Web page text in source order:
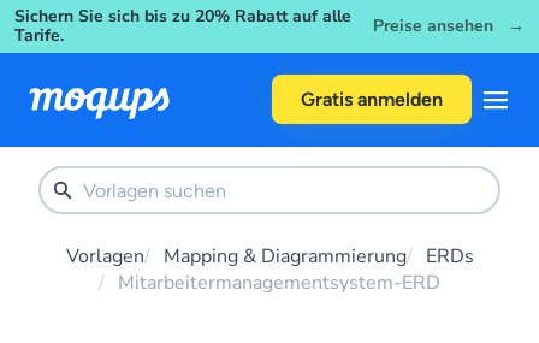
Skip to content
Sichern Sie sich bis zu 20% Rabatt auf alle
Tarife.
Preise ansehen →
Gratis anmelden
Vorlagen Mapping & Diagrammierung
ERDs
Mitarbeitermanagementsystem-ERD